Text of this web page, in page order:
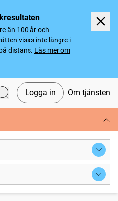
än 100 år och
visas inte längre i
distans. Läs mer om
Logga in Om tjänsten